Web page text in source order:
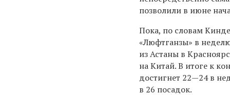
позволили в июне
Пока, по словам
«Люфтганзы» в
из Астаны в
на Китай. В итоге к
достигнет 22—24 в
в 26 посадок.